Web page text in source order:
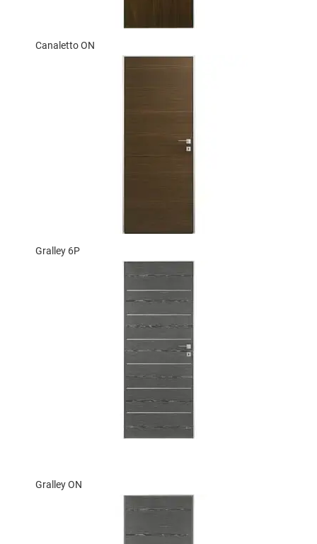
Canaletto ON
Gralley 6P
Gralley ON